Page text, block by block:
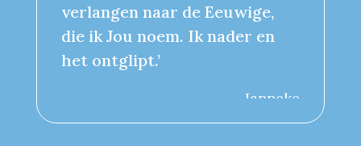
verlangen naar de Eeuwige,
die ik Jou noem. Ik nader en
het ontglipt.’
Janneke